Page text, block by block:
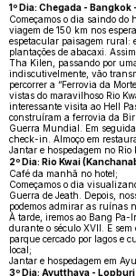
1º Dia: Chegada -
Começamos o dia saindo
viagem de 150 km nos
espetacular paisagem rural:
plantações de abacaxi.
Tha Kilen, passando por
indiscutivelmente, vão
percorrer a “Ferrovia da
vistas do maravilhoso Rio
interessante visita ao Hell
construíram a ferrovia da
Guerra Mundial. Em
check-in. Almoço em
Jantar e hospedagem no Rio
2º Dia: Rio Kwai
Café da manhã no hotel;
Começamos o dia
Guerra de Jeath. Depois,
podemos admirar as ruínas
À tarde, iremos ao Bang Pa-
durante o século XVII. E
parque cercado por lagos e
local;
Jantar e hospedagem em
3º Dia: Ayutthaya -